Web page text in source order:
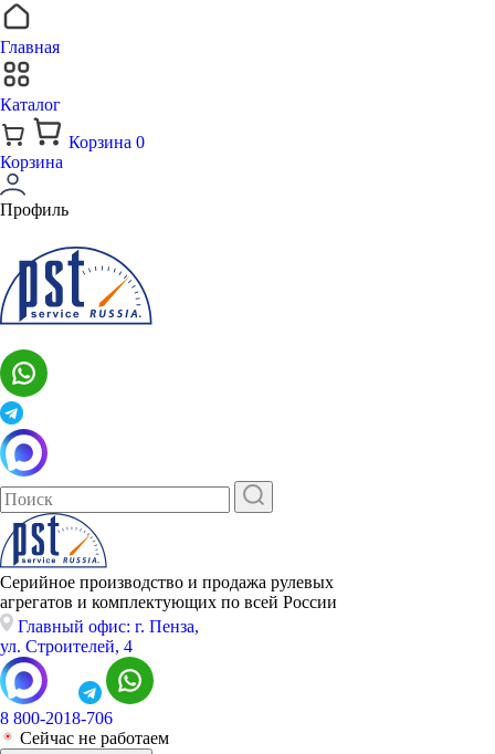
Главная
Каталог
Корзина 0
Корзина
Профиль
Серийное производство и продажа рулевых
агрегатов и комплектующих по всей России
Главный офис: г. Пенза,
ул. Строителей, 4
8 800-2018-706
Сейчас не работаем